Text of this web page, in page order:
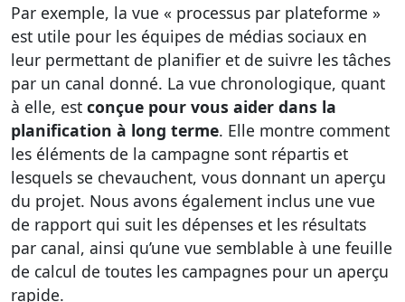
Par exemple, la vue « processus par plateforme »
est utile pour les équipes de médias sociaux en
leur permettant de planifier et de suivre les tâches
par un canal donné. La vue chronologique, quant
à elle, est conçue pour vous aider dans la
planification à long terme. Elle montre comment
les éléments de la campagne sont répartis et
lesquels se chevauchent, vous donnant un aperçu
du projet. Nous avons également inclus une vue
de rapport qui suit les dépenses et les résultats
par canal, ainsi qu’une vue semblable à une feuille
de calcul de toutes les campagnes pour un aperçu
rapide.